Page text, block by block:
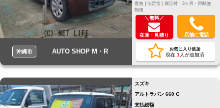
沖縄市 AUTO SHOP M・R
復無 | 法定含 | 保証付・3ヶ月・距離無
制限
＼無料／
在庫・見積り 店舗に電話
お気に入り追加
現在 1 人が追加済
スズキ
アルトラパン 660 G
支払総額